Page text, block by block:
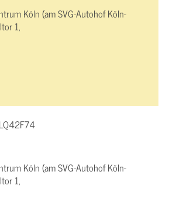
Köln (am SVG-Autohof Köln-
1,
Köln (am SVG-Autohof Köln-
1,